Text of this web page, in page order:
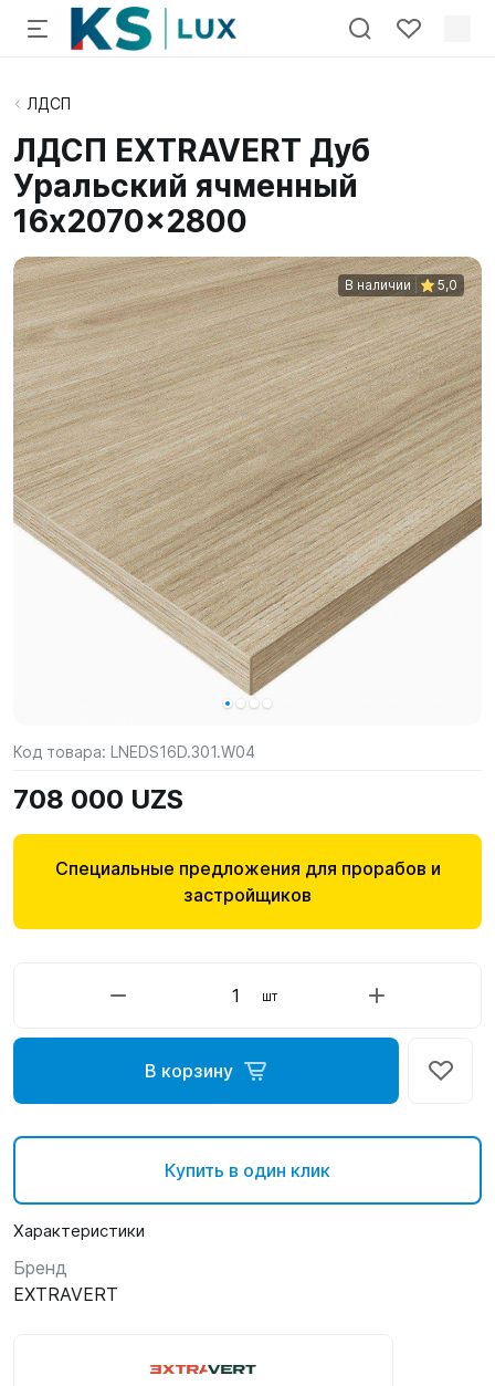
ЛДСП
ЛДСП EXTRAVERT Дуб
Уральский ячменный
16x2070x2800
В наличии 5,0
Код товара: LNEDS16D.301.W04
708 000 UZS
Специальные предложения для прорабов и
застройщиков
шт
В корзину
Купить в один клик
Характеристики
Бренд
EXTRAVERT